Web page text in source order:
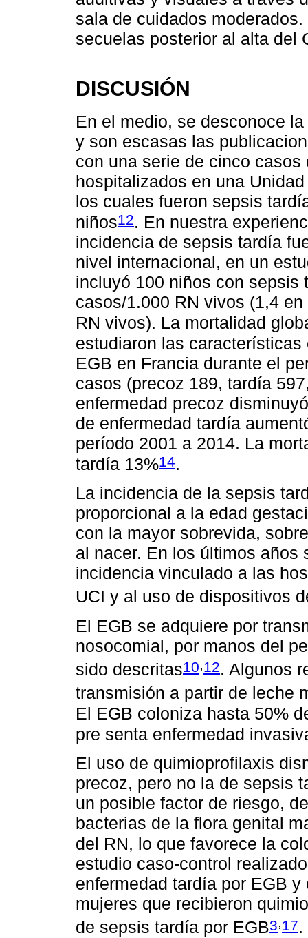
sala de cuidados
secuelas posterior al alta del
DISCUSIÓN
En el medio, se desconoce
y son escasas las
con una serie de cinco
hospitalizados en una
los cuales fueron sepsis
niños12. En nuestra
incidencia de sepsis tardía
nivel internacional, en un
incluyó 100 niños con sepsis
casos/1.000 RN vivos (1,4
RN vivos). La mortalidad
estudiaron las
EGB en Francia durante el
casos (precoz 189, tardía
enfermedad precoz
de enfermedad tardía
período 2001 a 2014. La
tardía 13%14.
La incidencia de la sepsis
proporcional a la edad
con la mayor sobrevida,
al nacer. En los últimos años
incidencia vinculado a las
UCI y al uso de dispositivos
El EGB se adquiere por
nosocomial, por manos del
sido descritas10,12. Algunos
transmisión a partir de leche
El EGB coloniza hasta 50%
pre senta enfermedad
El uso de quimioprofilaxis
precoz, pero no la de sepsis
un posible factor de riesgo,
bacterias de la flora genital
del RN, lo que favorece la
estudio caso-control
enfermedad tardía por EGB
mujeres que recibieron
de sepsis tardía por EGB3,17.